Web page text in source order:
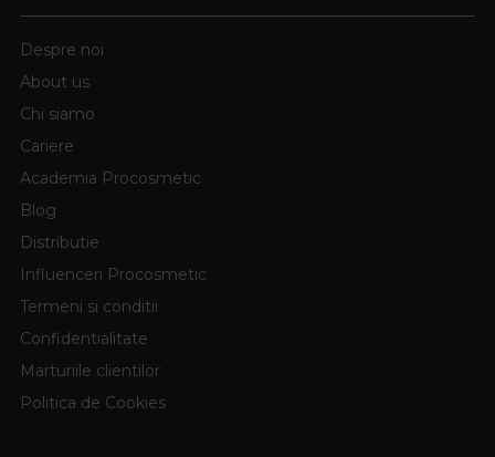
Despre noi
About us
Chi siamo
Cariere
Academia Procosmetic
Blog
Distributie
Influenceri Procosmetic
Termeni si conditii
Confidentialitate
Marturiile clientilor
Politica de Cookies